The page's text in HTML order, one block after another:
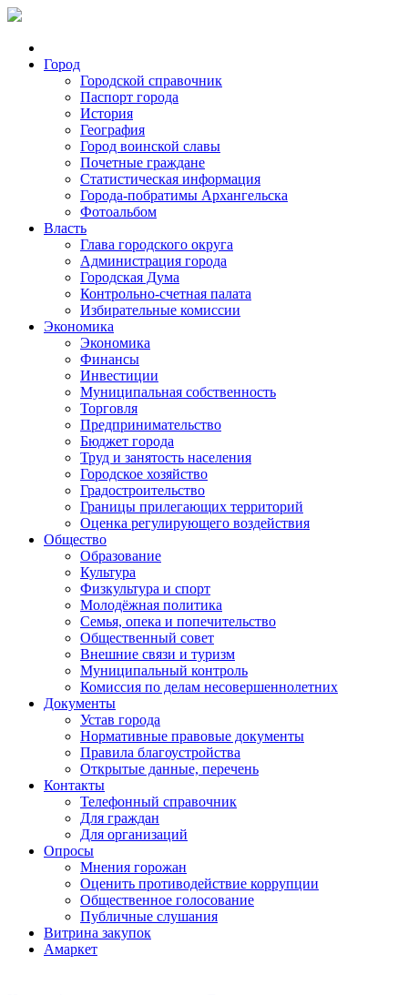
Город
Городской справочник
Паспорт города
История
География
Город воинской славы
Почетные граждане
Статистическая информация
Города-побратимы Архангельска
Фотоальбом
Власть
Глава городского округа
Администрация города
Городская Дума
Контрольно-счетная палата
Избирательные комиссии
Экономика
Экономика
Финансы
Инвестиции
Муниципальная собственность
Торговля
Предпринимательство
Бюджет города
Труд и занятость населения
Городское хозяйство
Градостроительство
Границы прилегающих территорий
Оценка регулирующего воздействия
Общество
Образование
Культура
Физкультура и спорт
Молодёжная политика
Семья, опека и попечительство
Общественный совет
Внешние связи и туризм
Муниципальный контроль
Комиссия по делам несовершеннолетних
Документы
Устав города
Нормативные правовые документы
Правила благоустройства
Открытые данные, перечень
Контакты
Телефонный справочник
Для граждан
Для организаций
Опросы
Мнения горожан
Оценить противодействие коррупции
Общественное голосование
Публичные слушания
Витрина закупок
Амаркет